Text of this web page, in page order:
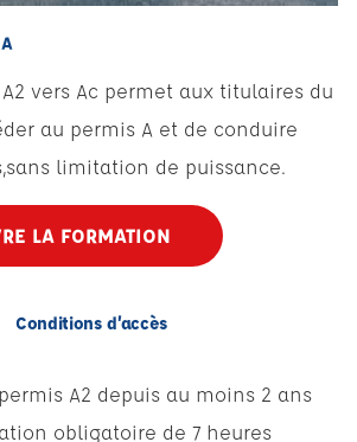
vers Ac permet aux titulaires du
au permis A et de conduire
limitation de puissance.
LA FORMATION
Conditions d’accès
A2 depuis au moins 2 ans
obligatoire de 7 heures